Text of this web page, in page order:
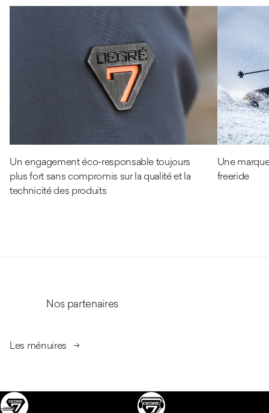
Un engagement éco-responsable toujours
plus fort sans compromis sur la qualité et la
technicité des produits
Une
freeride
Nos partenaires
Les ménuires
Réassurances